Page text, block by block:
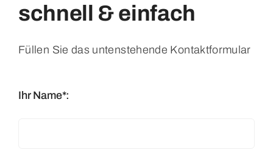
schnell & einfach
Füllen Sie das untenstehende Kontaktformular
Ihr Name*: